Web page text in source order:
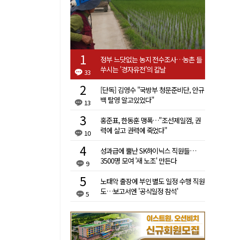
33
정부 느닷없는 농지 전수조사…농촌 들
쑤시는 '경자유전'의 칼날
13
[단독] 김영수 "국방부 청문준비단, 안규
백 탈영 알고있었다"
10
홍준표, 한동훈 맹폭…"조선제일껌, 권
력에 살고 권력에 죽었다"
9
성과급에 뿔난 SK하이닉스 직원들…
3500명 모여 '새 노조' 만든다
5
노태악 출장에 부인 별도 일정 수행 직원
도…보고서엔 '공식일정 참석'